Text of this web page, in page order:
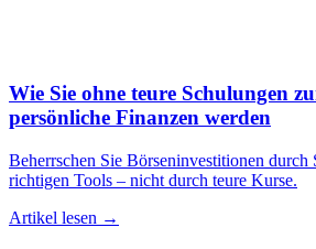
Wie Sie ohne teure Schulungen
persönliche Finanzen werden
Beherrschen Sie Börseninvestitionen durch
richtigen Tools – nicht durch teure Kurse.
Artikel lesen →